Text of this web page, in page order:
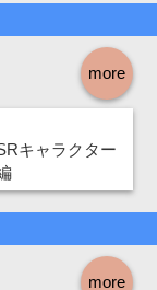
more
キャラクター
more